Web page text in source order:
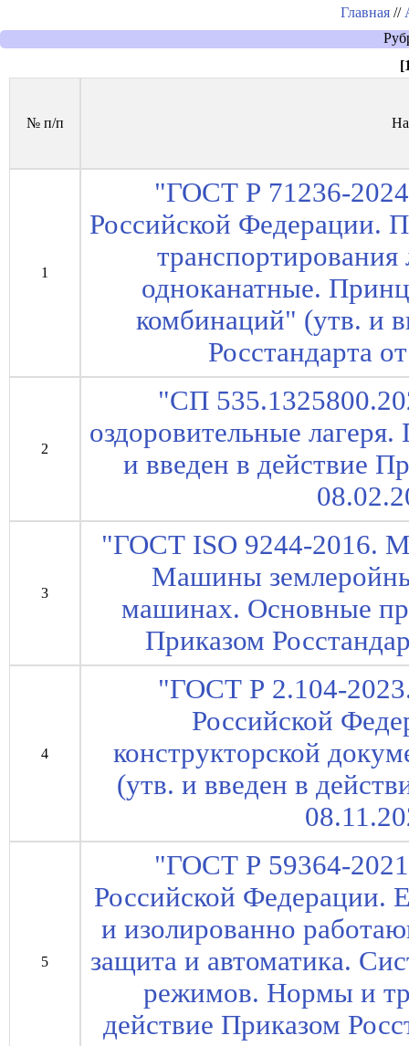
Главная //
№ п/п
1
"ГОСТ Р 71236-
Российской Федерации.
одноканатные.
комбинаций" (утв. и
Росстандарта
2
"СП
оздоровительные
и введен в действие
3
"ГОСТ ISO 9244-2016.
Машины
машинах. Основные
Приказом
4
"ГОСТ Р 2.104-
Российской
конструкторской
(утв. и введен в
5
"ГОСТ Р 59364-
Российской Федерации.
и изолированно
защита и автоматика.
режимов. Нормы и
действие Приказом